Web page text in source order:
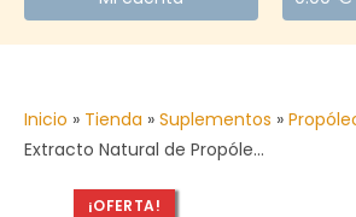
Inicio » Tienda » Suplementos »
Extracto Natural de Propóle…
¡OFERTA!